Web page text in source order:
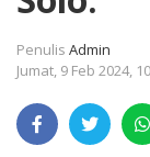
Penulis Admin
Jumat, 9 Feb 2024,